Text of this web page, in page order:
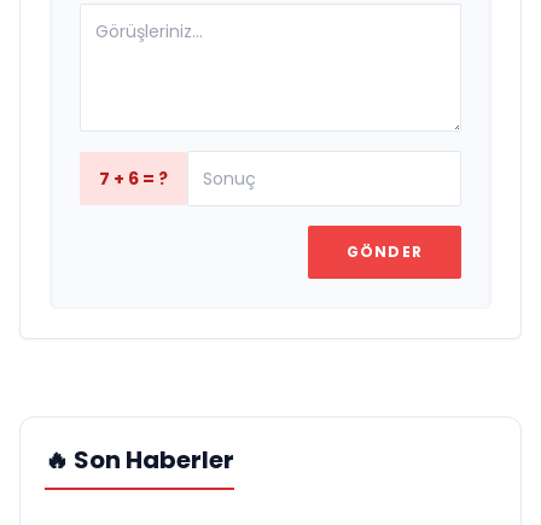
7 + 6 = ?
GÖNDER
🔥 Son Haberler